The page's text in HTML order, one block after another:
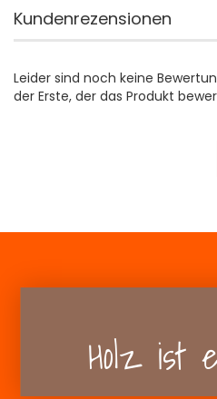
Kundenrezensionen
Leider sind noch keine
der Erste, der das Produkt
Holz ist